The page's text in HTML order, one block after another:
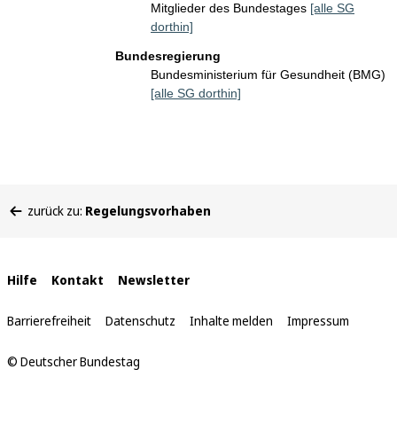
Mitglieder des Bundestages [alle SG
dorthin]
Bundesregierung
Bundesministerium für Gesundheit (BMG)
[alle SG dorthin]
befinden
zurück zu: Regelungsvorhaben
Interne
Links
Hilfe Kontakt Newsletter
Barrierefreiheit Datenschutz Inhalte melden Impressum
© Deutscher Bundestag